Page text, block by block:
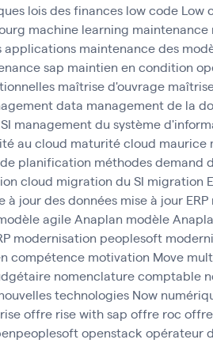
lois des finances low code Low
machine learning maintenance
applications maintenance des
sap maintien en condition
maîtrise d'ouvrage
data management de la
management du système
au cloud maturité cloud maurice
planification méthodes demand
cloud migration du SI migration
à jour des données mise à jour ERP
agile Anaplan modèle
modernisation peoplesoft
compétence motivation Move
nomenclature comptable
technologies Now
offre rise with sap offre roc
openstack opérateur